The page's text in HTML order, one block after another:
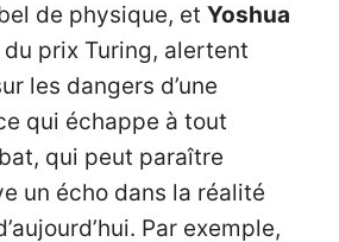
de physique, et Yoshua
du prix Turing, alertent
les dangers d’une
qui échappe à tout
qui peut paraître
un écho dans la réalité
Par exemple,